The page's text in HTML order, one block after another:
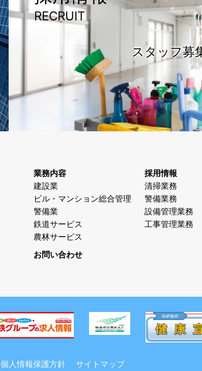
RECRUIT
スタッフ募
業務内容
建設業
ビル・マンション総合管理
警備業
鉄道サービス
農林サービス
お問い合わせ
採用情報
清掃業務
警備業務
設備管理業務
工事管理業務
個人情報保護方針 サイトマップ